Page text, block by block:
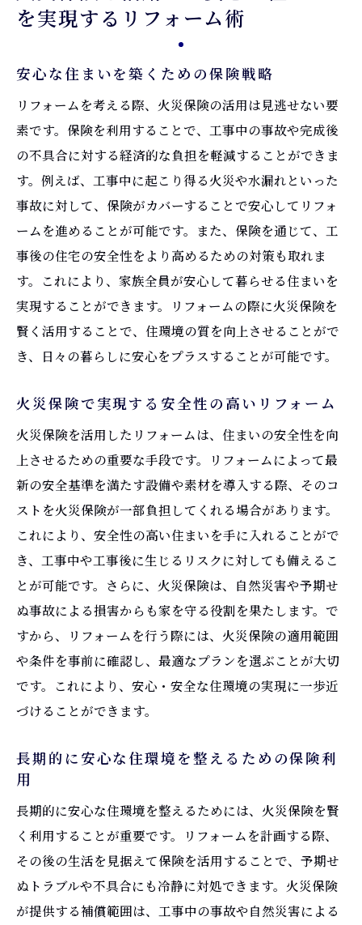
を実現するリフォーム術
安心な住まいを築くための保険戦略
リフォームを考える際、火災保険の活用は見逃せない要
素です。保険を利用することで、工事中の事故や完成後
の不具合に対する経済的な負担を軽減することができま
す。例えば、工事中に起こり得る火災や水漏れといった
事故に対して、保険がカバーすることで安心してリフォ
ームを進めることが可能です。また、保険を通じて、工
事後の住宅の安全性をより高めるための対策も取れま
す。これにより、家族全員が安心して暮らせる住まいを
実現することができます。リフォームの際に火災保険を
賢く活用することで、住環境の質を向上させることがで
き、日々の暮らしに安心をプラスすることが可能です。
火災保険で実現する安全性の高いリフォーム
火災保険を活用したリフォームは、住まいの安全性を向
上させるための重要な手段です。リフォームによって最
新の安全基準を満たす設備や素材を導入する際、そのコ
ストを火災保険が一部負担してくれる場合があります。
これにより、安全性の高い住まいを手に入れることがで
き、工事中や工事後に生じるリスクに対しても備えるこ
とが可能です。さらに、火災保険は、自然災害や予期せ
ぬ事故による損害からも家を守る役割を果たします。で
すから、リフォームを行う際には、火災保険の適用範囲
や条件を事前に確認し、最適なプランを選ぶことが大切
です。これにより、安心・安全な住環境の実現に一歩近
づけることができます。
長期的に安心な住環境を整えるための保険利
用
長期的に安心な住環境を整えるためには、火災保険を賢
く利用することが重要です。リフォームを計画する際、
その後の生活を見据えて保険を活用することで、予期せ
ぬトラブルや不具合にも冷静に対処できます。火災保険
が提供する補償範囲は、工事中の事故や自然災害による